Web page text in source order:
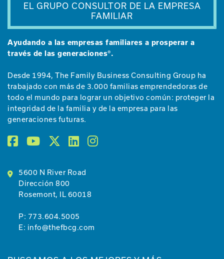
EL GRUPO CONSULTOR DE LA EMPRESA
FAMILIAR
Ayudando a las empresas familiares a prosperar a
través de las generaciones®.
Desde 1994, The Family Business Consulting Group ha
trabajado con más de 3.000 familias emprendedoras de
todo el mundo para lograr un objetivo común: proteger la
integridad de la familia y de la empresa para las
generaciones futuras.
5600 N River Road
Dirección 800
Rosemont, IL 60018
P: 773.604.5005
E: info@thefbcg.com